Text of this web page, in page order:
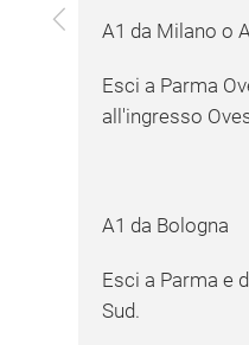
Previous
A1 da Milano o A15 da La
Esci a Parma Ovest e
all'ingresso Ovest.
A1 da Bologna
Esci a Parma e dirigiti